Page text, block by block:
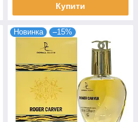
Купити
Новинка –15%